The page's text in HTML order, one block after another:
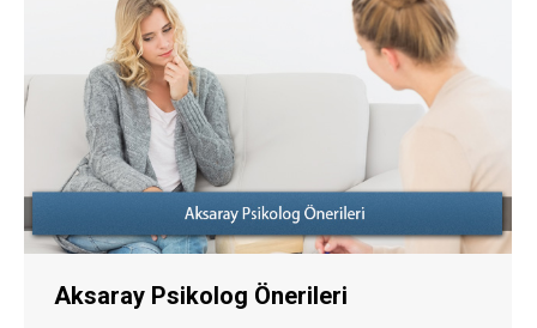
Aksaray Psikolog Önerileri